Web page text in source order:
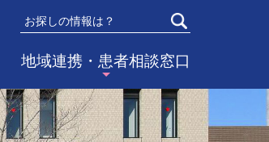
地域連携・患者相談窓口